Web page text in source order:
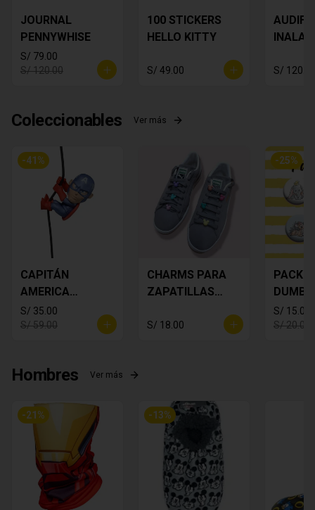
JOURNAL
PENNYWHISE
S/ 79.00
S/ 120.00
100 STICKERS
HELLO KITTY
S/ 49.00
Yoda
S/
Coleccionables Ver más
-41 %
CAPITÁN
AMERICA
DECORATIVO
S/ 35.00
S/ 59.00
CHARMS PARA
ZAPATILLAS
6
S/ 18.00
-25%
PACK
S/ 15.00
S/ 20.00
Hombres Ver más
-21 % -13%